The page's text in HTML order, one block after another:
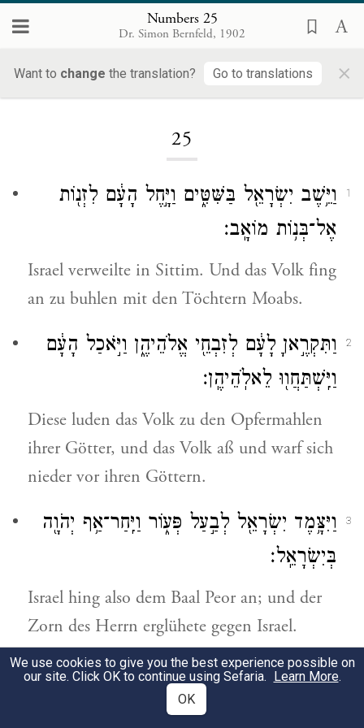
Numbers 25
Dr. Simon Bernfeld, 1902
Want to change the translation? Go to translations ×
25
1
וַיֵּ֥שֶׁב יִשְׂרָאֵ֖ל בַּשִּׁטִּ֑ים וַיָּ֣חֶל הָעָ֔ם לִזְנ֖וֹת
אֶל־בְּנ֥וֹת מוֹאָֽב׃
Israel verweilte in Sittim. Und das Volk fing
an zu buhlen mit den Töchtern Moabs.
2
וַתִּקְרֶ֣אןָ לָעָ֔ם לְזִבְחֵ֖י אֱלֹהֵיהֶ֑ן וַיֹּ֣אכַל הָעָ֔ם
וַיִּֽשְׁתַּחֲו֖וּ לֵאלֹֽהֵיהֶֽן׃
Diese luden das Volk zu den Opfermahlen
ihrer Götter, und das Volk aß und warf sich
nieder vor ihren Göttern.
3
וַיִּצָּ֥מֶד יִשְׂרָאֵ֖ל לְבַ֣עַל פְּע֑וֹר וַיִּֽחַר־אַ֥ף יְהֹוָ֖ה
בְּיִשְׂרָאֵֽל׃
Israel hing also dem Baal Peor an; und der
Zorn des Herrn erglühete gegen Israel.
4
וַיֹּ֨אמֶר יְהֹוָ֜ה אֶל־מֹשֶׁ֗ה קַ֚ח אֶת־כׇּל־רָאשֵׁ֣י
הָעָ֔ם וְהוֹקַ֥ע אוֹתָ֛ם לַיהֹוָ֖ה נֶ֣גֶד הַשָּׁ֑מֶשׁ
We use cookies to give you the best experience possible on
our site. Click OK to continue using Sefaria. Learn More.
OK